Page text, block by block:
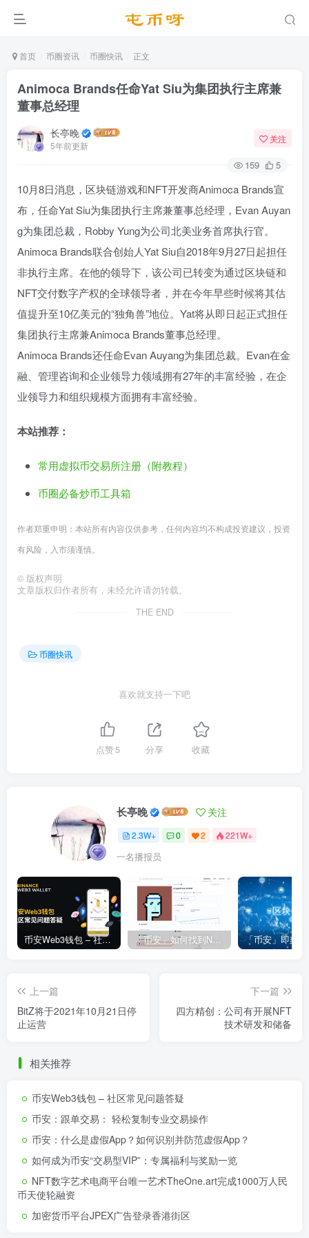
首页 币圈资讯 币圈快讯 正文
Animoca Brands任命Yat Siu为集团执行主席兼
董事总经理
长亭晚
5年前更新
关注
159 5
10月8日消息，区块链游戏和NFT开发商Animoca Brands宣
布，任命Yat Siu为集团执行主席兼董事总经理，Evan Auyan
g为集团总裁，Robby Yung为公司北美业务首席执行官。
Animoca Brands联合创始人Yat Siu自2018年9月27日起担任
非执行主席。在他的领导下，该公司已转变为通过区块链和
NFT交付数字产权的全球领导者，并在今年早些时候将其估
值提升至10亿美元的“独角兽”地位。Yat将从即日起正式担任
集团执行主席兼Animoca Brands董事总经理。
Animoca Brands还任命Evan Auyang为集团总裁。Evan在金
融、管理咨询和企业领导力领域拥有27年的丰富经验，在企
业领导力和组织规模方面拥有丰富经验。
本站推荐：
常用虚拟币交易所注册（附教程）
币圈必备炒币工具箱
作者郑重申明：本站所有内容仅供参考，任何内容均不构成投资建议，投资
有风险，入市须谨慎。
© 版权声明
文章版权归作者所有，未经允许请勿转载。
THE END
币圈快讯
喜欢就支持一下吧
点赞5 分享 收藏
长亭晚 关注
2.3W+ 0 2 221W+
一名播报员
币安Web3钱包 – 社区常见问题答疑 「币安」如何找到NFT合约地址？
上一篇
BitZ将于2021年10月21日停
止运营
下一篇
四方精创：公司有开展NFT
技术研发和储备
相关推荐
币安Web3钱包 – 社区常见问题答疑
币安：跟单交易： 轻松复制专业交易操作
币安：什么是虚假App？如何识别并防范虚假App？
如何成为币安“交易型VIP”：专属福利与奖励一览
NFT数字艺术电商平台唯一艺术TheOne.art完成1000万人民
币天使轮融资
加密货币平台JPEX广告登录香港街区